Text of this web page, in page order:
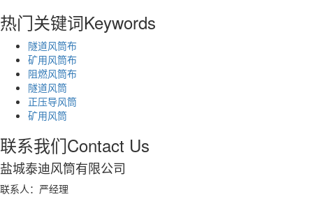
热门关键词Keywords
隧道风筒布
矿用风筒布
阻燃风筒布
隧道风筒
正压导风筒
矿用风筒
联系我们Contact Us
盐城泰迪风筒有限公司
联系人：严经理